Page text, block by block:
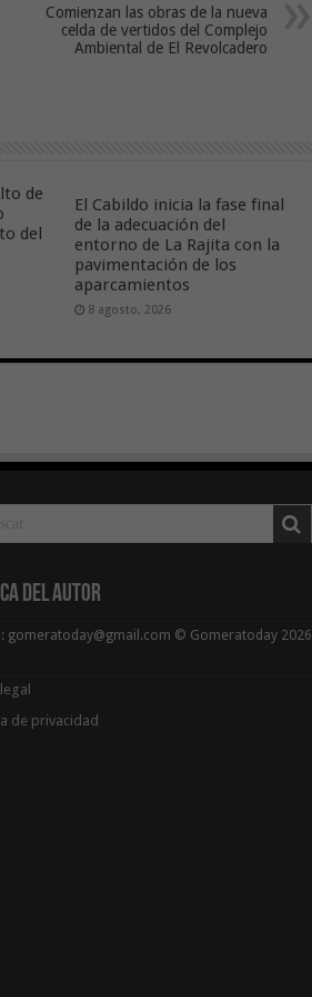
Comienzan las obras de la nueva
celda de vertidos del Complejo
Ambiental de El Revolcadero
de
del
El Cabildo inicia la fase final
de la adecuación del
entorno de La Rajita con la
pavimentación de los
aparcamientos
8 agosto, 2026
del Autor
gomeratoday@gmail.com © Gomeratoday 2026
de privacidad